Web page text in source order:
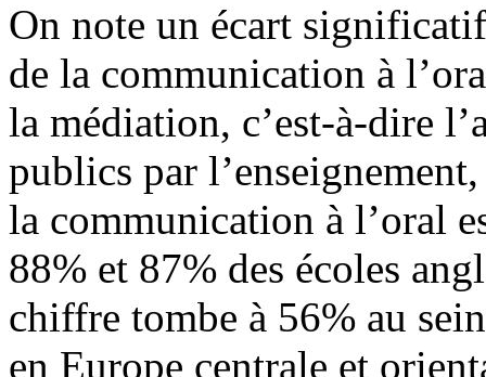
On note un écart
de la communication à
la médiation, c’est-à-dire
publics par
la communication à l’oral
88% et 87% des écoles
chiffre tombe à 56% au
en Europe centrale et